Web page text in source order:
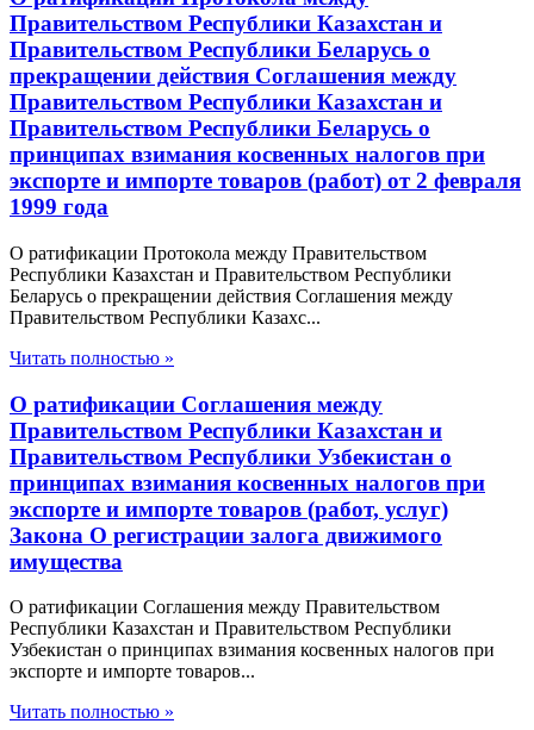
Правительством Республики Казахстан и
Правительством Республики Беларусь о
прекращении действия Соглашения между
Правительством Республики Казахстан и
Правительством Республики Беларусь о
принципах взимания косвенных налогов при
экспорте и импорте товаров (работ) от 2 февраля
1999 года
О ратификации Протокола между Правительством
Республики Казахстан и Правительством Республики
Беларусь о прекращении действия Соглашения между
Правительством Республики Казахс...
Читать полностью »
О ратификации Соглашения между
Правительством Республики Казахстан и
Правительством Республики Узбекистан о
принципах взимания косвенных налогов при
экспорте и импорте товаров (работ, услуг)
Закона О регистрации залога движимого
имущества
О ратификации Соглашения между Правительством
Республики Казахстан и Правительством Республики
Узбекистан о принципах взимания косвенных налогов при
экспорте и импорте товаров...
Читать полностью »